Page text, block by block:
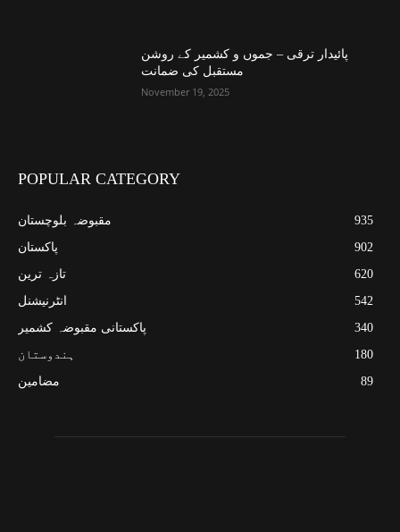
پائیدار ترقی – جموں و کشمیر کے روشن
مستقبل کی ضمانت
November 19, 2025
POPULAR CATEGORY
مقبوضہ بلوچستان
935
پاکستان
902
تازہ ترین
620
انٹرنیشنل
542
پاکستانی مقبوضہ کشمیر
340
ہندوستان
180
مضامین
89